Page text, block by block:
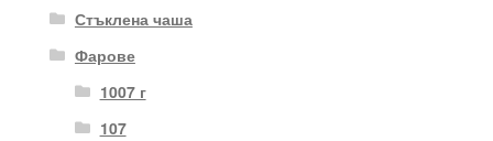
Стъклена чаша
Фарове
1007 г
107